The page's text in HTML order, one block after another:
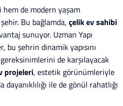
hem de modern yaşam
Bu bağlamda, çelikevsahibi
sunuyor. Uzman Yapı
bu şehrin dinamik yapısını
de karşılayacak
projeleri, estetik görünümleriyle
ile de gönül rahatlığı